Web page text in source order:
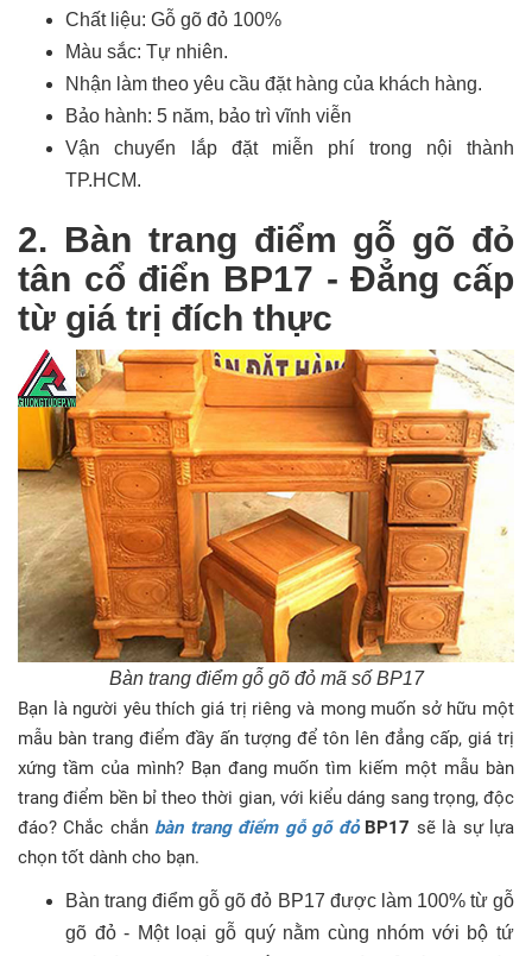
Chất liệu: Gỗ gõ đỏ 100%
Màu sắc: Tự nhiên.
Nhận làm theo yêu cầu đặt hàng của khách hàng.
Bảo hành: 5 năm, bảo trì vĩnh viễn
Vận chuyển lắp đặt miễn phí trong nội thành
TP.HCM.
2. Bàn trang điểm gỗ gõ đỏ
tân cổ điển BP17 - Đẳng cấp
từ giá trị đích thực
Bàn trang điểm gỗ gõ đỏ mã số BP17
Bạn là người yêu thích giá trị riêng và mong muốn sở hữu một
mẫu bàn trang điểm đầy ấn tượng để tôn lên đẳng cấp, giá trị
xứng tầm của mình? Bạn đang muốn tìm kiếm một mẫu bàn
trang điểm bền bỉ theo thời gian, với kiểu dáng sang trọng, độc
đáo? Chắc chắn bàn trang điểm gỗ gõ đỏBP17 sẽ là sự lựa
chọn tốt dành cho bạn.
Bàn trang điểm gỗ gõ đỏ BP17 được làm 100% từ gỗ
gõ đỏ - Một loại gỗ quý nằm cùng nhóm với bộ tứ